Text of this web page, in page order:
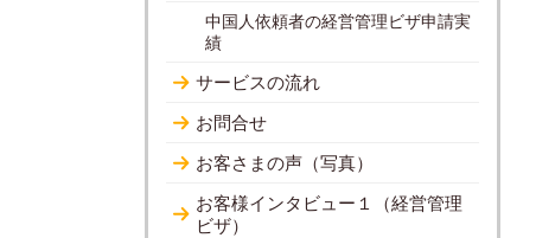
中国人依頼者の経営管理ビザ申請実
績
サービスの流れ
お問合せ
お客さまの声（写真）
お客様インタビュー１（経営管理
ビザ）